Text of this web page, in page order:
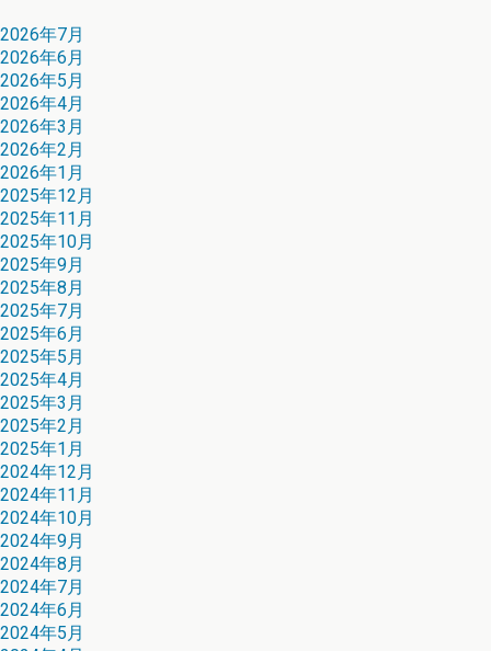
2026年7月
2026年6月
2026年5月
2026年4月
2026年3月
2026年2月
2026年1月
2025年12月
2025年11月
2025年10月
2025年9月
2025年8月
2025年7月
2025年6月
2025年5月
2025年4月
2025年3月
2025年2月
2025年1月
2024年12月
2024年11月
2024年10月
2024年9月
2024年8月
2024年7月
2024年6月
2024年5月